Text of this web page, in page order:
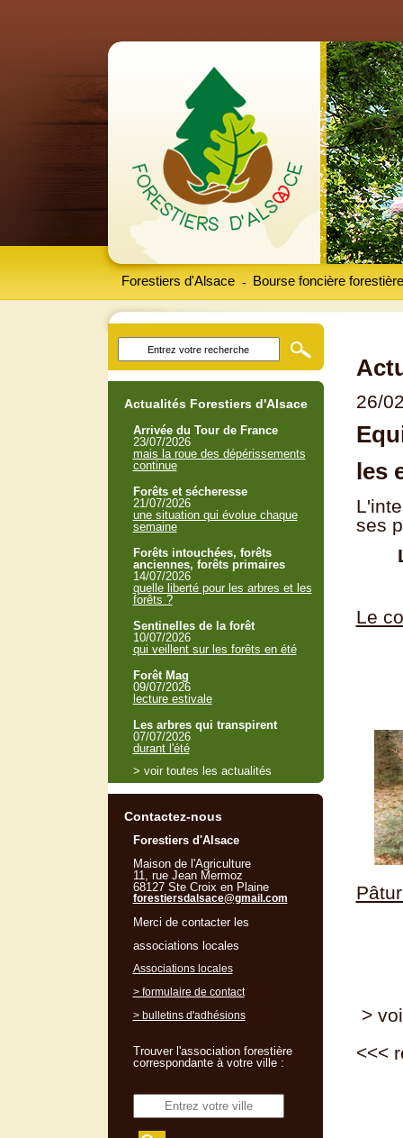
Forestiers d'Alsace Bourse foncière forestière
-
26/
les
ses
Le
>
<<<
Actualités Forestiers d'Alsace
Arrivée du Tour de France
23/07/2026
mais la roue des dépérissements
continue
Forêts et sécheresse
21/07/2026
une situation qui évolue chaque
semaine
Forêts intouchées, forêts
anciennes, forêts primaires
14/07/2026
quelle liberté pour les arbres et les
forêts ?
Sentinelles de la forêt
10/07/2026
qui veillent sur les forêts en été
Forêt Mag
09/07/2026
lecture estivale
Les arbres qui transpirent
07/07/2026
durant l'été
> voir toutes les actualités
Contactez-nous
Forestiers d'Alsace
Maison de l'Agriculture
11, rue Jean Mermoz
68127 Ste Croix en Plaine
forestiersdalsace@gmail.com
Merci de contacter les
associations locales
Associations locales
> formulaire de contact
> bulletins d'adhésions
Trouver l'association forestière
correspondante à votre ville :